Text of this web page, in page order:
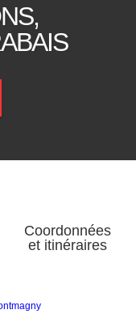
Coordonnées
et itinéraires